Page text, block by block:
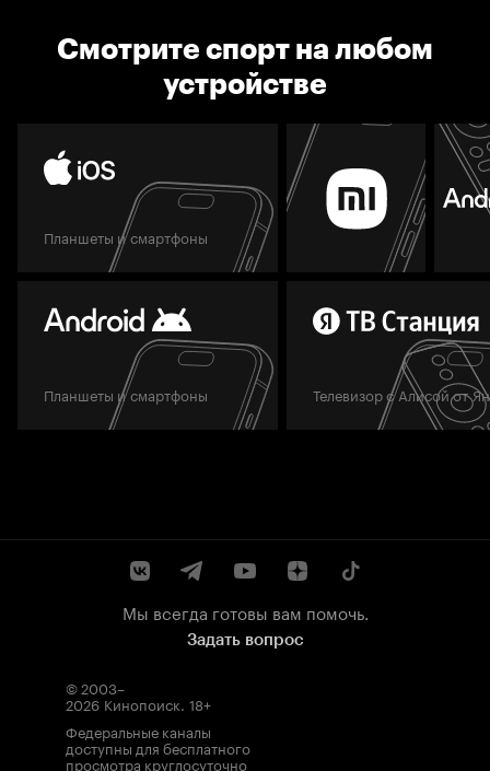
Смотрите спорт на любом
устройстве
Планшеты и смартфоны
Планшеты и смартфоны Телевизор с Алисой от
Мы всегда готовы вам помочь.
Задать вопрос
© 2003–
2026 Кинопоиск. 18+
Федеральные каналы
доступны для бесплатного
просмотра круглосуточно